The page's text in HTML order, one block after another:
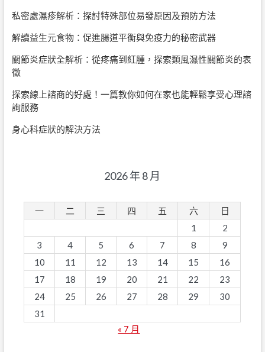
私密處濕疹解析：探討特殊部位易發原因及預防方法
解讀益生元食物：促進腸道平衡與免疫力的秘密武器
關節炎症狀全解析：從疼痛到紅腫，探索類風濕性關節炎的表
徵
探索線上諮商的好處！一篇教你如何在家也能輕鬆享受心理諮
詢服務
身心科症狀的解決方法
2026 年 8 月
一 二 三 四 五 六
日
1
2
3
4 5 6 7 8
9
10
11 12 13 14 15
16
17
18 19 20 21 22
23
24
25 26 27 28 29
30
31
« 7 月